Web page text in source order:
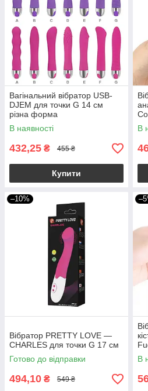
Вагінальний вібратор USB-
DJEM для точки G 14 см
різна форма
В наявності
432,25 ₴ 455 ₴
Купити
В
–10%
Вібратор PRETTY LOVE —
CHARLES для точки G 17 см
Готово до відправки
494,10 ₴ 549 ₴
В